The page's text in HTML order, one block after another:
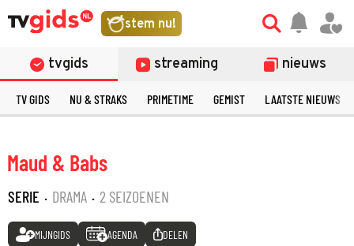
stem nu!
tvgids streaming nieuws
TV GIDS NU & STRAKS PRIMETIME GEMIST LAATSTE NIEUWS
Maud & Babs
SERIE · DRAMA · 2 SEIZOENEN
MIJNGIDS AGENDA DELEN